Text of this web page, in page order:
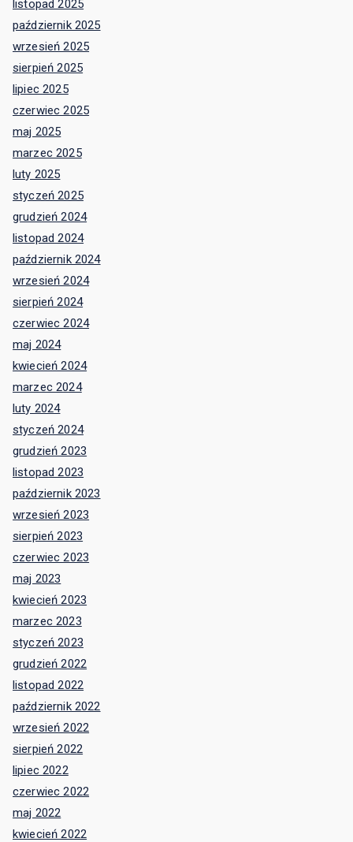
listopad 2025
październik 2025
wrzesień 2025
sierpień 2025
lipiec 2025
czerwiec 2025
maj 2025
marzec 2025
luty 2025
styczeń 2025
grudzień 2024
listopad 2024
październik 2024
wrzesień 2024
sierpień 2024
czerwiec 2024
maj 2024
kwiecień 2024
marzec 2024
luty 2024
styczeń 2024
grudzień 2023
listopad 2023
październik 2023
wrzesień 2023
sierpień 2023
czerwiec 2023
maj 2023
kwiecień 2023
marzec 2023
styczeń 2023
grudzień 2022
listopad 2022
październik 2022
wrzesień 2022
sierpień 2022
lipiec 2022
czerwiec 2022
maj 2022
kwiecień 2022